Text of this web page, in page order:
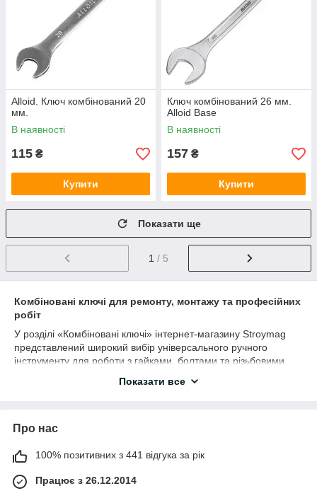
Alloid. Ключ комбінований 20
мм.
В наявності
115 ₴
Купити
Ключ комбінований 26 мм.
Alloid Base
В наявності
157 ₴
Купити
Показати ще
1 / 5
Комбіновані ключі для ремонту, монтажу та професійних
робіт
У розділі «Комбіновані ключі» інтернет-магазину Stroymag
представлений широкий вибір універсального ручного
інструменту для роботи з гайками, болтами та різьбовими
накидну частину одного розміру, що робить їх максимально
Якісні комбіновані ключі забезпечують надійний захват
навантажень. Такий інструмент широко використовується у
автомайстернях, на СТО, у сервісному обслуговуванні
техніки та домашніх майстернях.
Показати все
Про нас
100% позитивних з 441 відгука за рік
Працює з 26.12.2014